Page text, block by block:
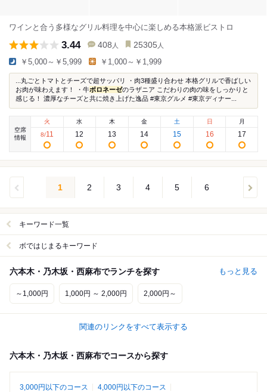
ワインと合う多様なグリル料理を中心に楽しめる本格派ビストロ
3.44 408 人 25305 人
￥5,000～￥5,999 ￥1,000～￥1,999
...丸ごとトマトとチーズで超サッパリ ・肉3種盛り合わせ 本格グリルで香ばしい
お肉が味わえます！ ・牛ボロネーゼのラザニア こだわりの肉の味をしっかりと
感じる！ 濃厚なチーズと共に焼き上げた逸品 #東京グルメ #東京ディナー...
空席
情報
火
8/11
水
12
木
13
金
14
土
15
日
16
月
17
1 2 3 4 5 6
キーワード一覧
ボではじまるキーワード
六本木・乃木坂・西麻布でランチを探す もっと見る
～1,000円 1,000円 ～ 2,000円 2,000円～
関連のリンクをすべて表示する
六本木・乃木坂・西麻布でコースから探す
3,000円以下のコース
4,000円以下のコース